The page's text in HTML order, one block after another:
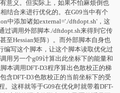
意义。但实际上，如果不怕麻烦倒也
结合来进行优化的。在G09当中有个
中添加诸如external='./dftdopt.sh'，这
过调用外部脚本./dftdopt.sh来得到它传
至Hessian矩阵）。而外部脚本自身也
编写这个脚本，让这个脚本读取优化过
用另一个g09计算出此坐标下的能量和
本调用DFT-D3程序算出色散校正的梯
含DFT-D3色散校正的当前坐标下的受
。这样就等于G09在优化时就带着DFT-